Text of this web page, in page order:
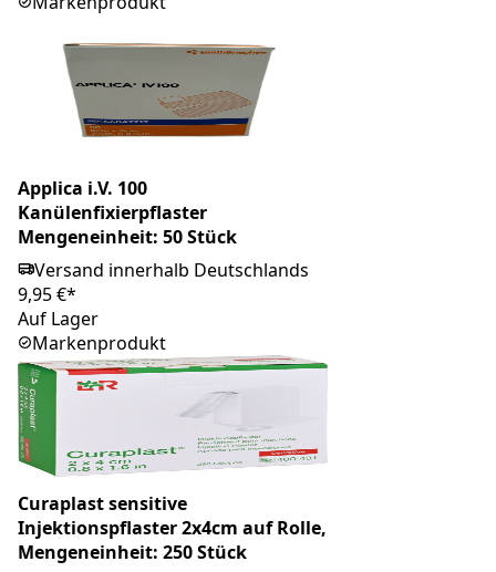
Applica i.V. 100
Kanülenfixierpflaster
Mengeneinheit: 50 Stück
Versand innerhalb Deutschlands
9,95 €*
Auf Lager
Markenprodukt
Curaplast sensitive
Injektionspflaster 2x4cm auf Rolle,
Mengeneinheit: 250 Stück